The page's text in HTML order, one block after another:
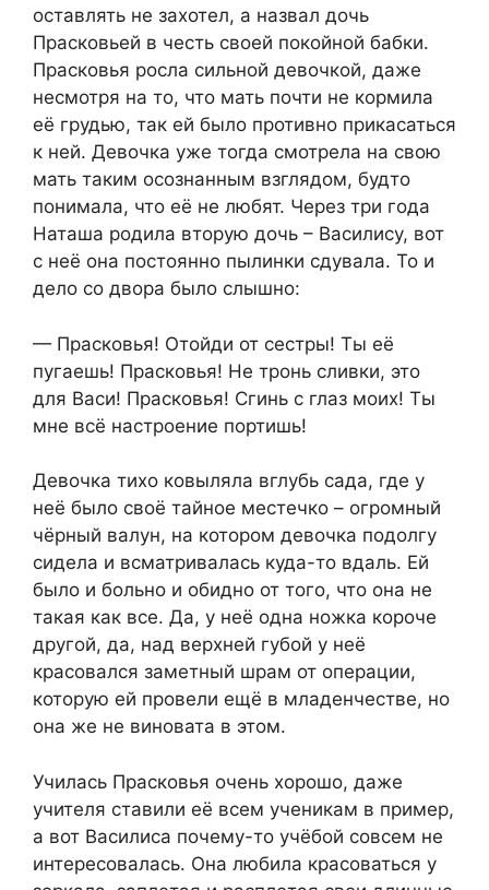
оставлять не захотел, а назвал дочь
Прасковьей в честь своей покойной бабки.
Прасковья росла сильной девочкой, даже
несмотря на то, что мать почти не кормила
её грудью, так ей было противно прикасаться
к ней. Девочка уже тогда смотрела на свою
мать таким осознанным взглядом, будто
понимала, что её не любят. Через три года
Наташа родила вторую дочь – Василису, вот
с неё она постоянно пылинки сдувала. То и
дело со двора было слышно:
— Прасковья! Отойди от сестры! Ты её
пугаешь! Прасковья! Не тронь сливки, это
для Васи! Прасковья! Сгинь с глаз моих! Ты
мне всё настроение портишь!
Девочка тихо ковыляла вглубь сада, где у
неё было своё тайное местечко – огромный
чёрный валун, на котором девочка подолгу
сидела и всматривалась куда-то вдаль. Ей
было и больно и обидно от того, что она не
такая как все. Да, у неё одна ножка короче
другой, да, над верхней губой у неё
красовался заметный шрам от операции,
которую ей провели ещё в младенчестве, но
она же не виновата в этом.
Училась Прасковья очень хорошо, даже
учителя ставили её всем ученикам в пример,
а вот Василиса почему-то учёбой совсем не
интересовалась. Она любила красоваться у